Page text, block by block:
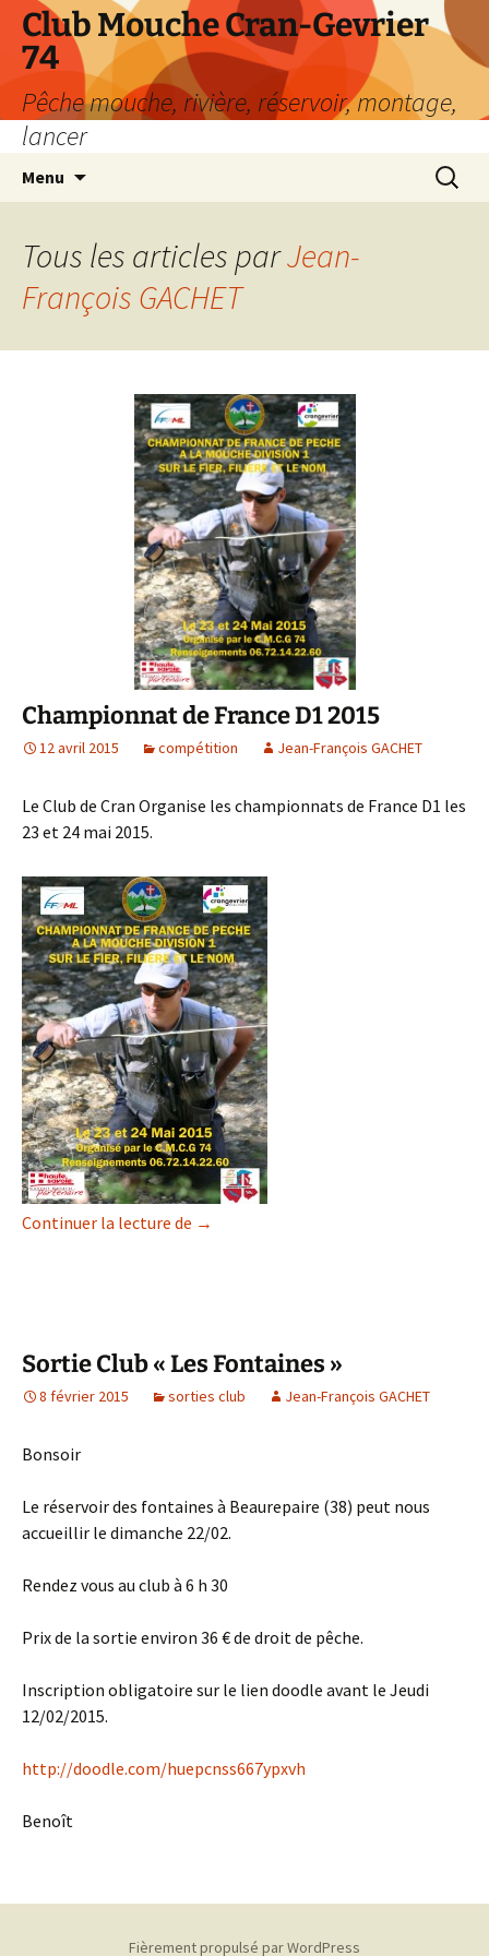
Aller
contenu
Club Mouche Cran-Gevrier
74
Pêche mouche, rivière, réservoir, montage,
lancer
Menu
Tous les articles parJean-
François GACHET
Championnat de France D1 2015
12 avril 2015 compétition Jean-François GACHET
Le Club de Cran Organise les championnats de France D1 les
23 et 24 mai 2015.
Continuer la lecture de Championnat de France D1 2015
→
Sortie Club « Les Fontaines »
8 février 2015 sorties club Jean-François GACHET
Bonsoir
Le réservoir des fontaines à Beaurepaire (38) peut nous
accueillir le dimanche 22/02.
Rendez vous au club à 6 h 30
Prix de la sortie environ 36 € de droit de pêche.
Inscription obligatoire sur le lien doodle avant le Jeudi
12/02/2015.
http://doodle.com/huepcnss667ypxvh
Benoît
Fièrement propulsé par WordPress